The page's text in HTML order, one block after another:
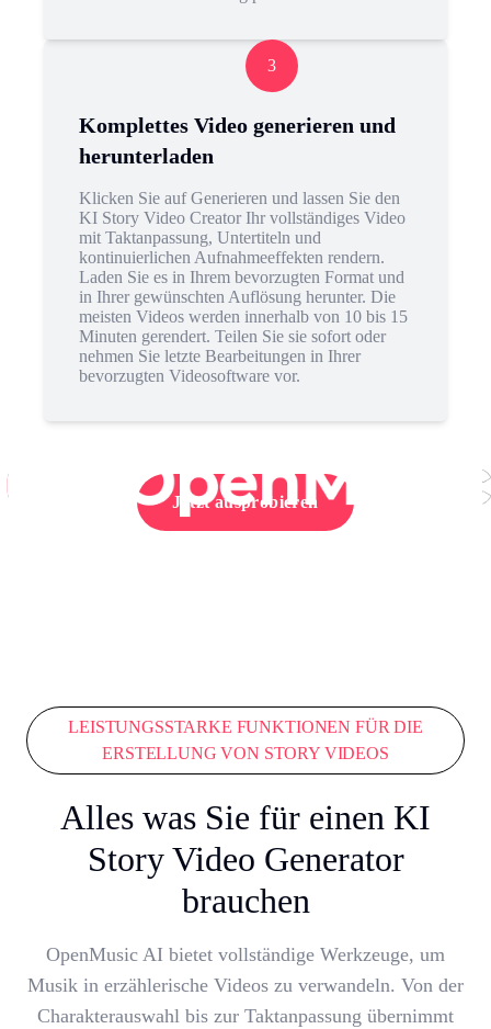
3
Komplettes Video generieren und
herunterladen
Klicken Sie auf Generieren und lassen Sie den
KI Story Video Creator Ihr vollständiges Video
mit Taktanpassung, Untertiteln und
kontinuierlichen Aufnahmeeffekten rendern.
Laden Sie es in Ihrem bevorzugten Format und
in Ihrer gewünschten Auflösung herunter. Die
meisten Videos werden innerhalb von 10 bis 15
Minuten gerendert. Teilen Sie sie sofort oder
nehmen Sie letzte Bearbeitungen in Ihrer
bevorzugten Videosoftware vor.
Jetzt ausprobieren
LEISTUNGSSTARKE FUNKTIONEN FÜR DIE
ERSTELLUNG VON STORY VIDEOS
Alles was Sie für einen KI
Story Video Generator
brauchen
OpenMusic AI bietet vollständige Werkzeuge, um
Musik in erzählerische Videos zu verwandeln. Von der
Charakterauswahl bis zur Taktanpassung übernimmt